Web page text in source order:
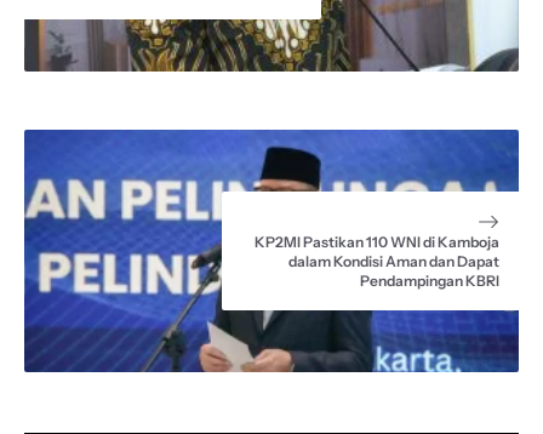
KP2MI Pastikan 110 WNI di Kamboja
dalam Kondisi Aman dan Dapat
Pendampingan KBRI